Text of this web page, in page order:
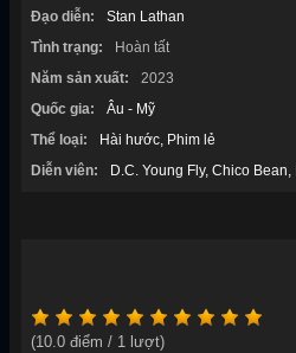
Đạo diễn:
Stan Lathan
Tình trạng:
Hoàn tất
Năm sản xuất:
2023
Quốc gia:
Âu - Mỹ
Thể loại:
Hài hước Phim lẻ
Diễn viên:
D.C. Young Fly Chico Bean
(10.0 điểm / 1 lượt)